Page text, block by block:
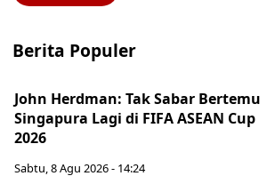
Berita Populer
John Herdman: Tak Sabar Bertemu
Singapura Lagi di FIFA ASEAN Cup
2026
Sabtu, 8 Agu 2026 - 14:24